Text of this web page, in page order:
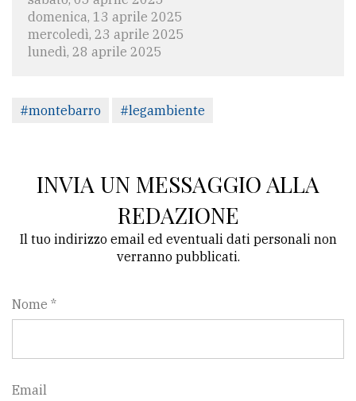
domenica, 13 aprile 2025
mercoledì, 23 aprile 2025
lunedì, 28 aprile 2025
#montebarro #legambiente
INVIA UN MESSAGGIO ALLA
REDAZIONE
Il tuo indirizzo email ed eventuali dati personali non
verranno pubblicati.
Nome *
Email